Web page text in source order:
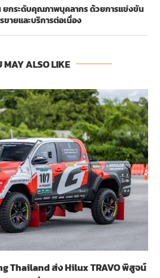
ยกระดับคุณภาพบุคลากร ด้วยการแข่งขัน
ขายและบริการต่อเนื่อง
MAY ALSO LIKE
Thailand ส่ง Hilux TRAVO พิสูจน์